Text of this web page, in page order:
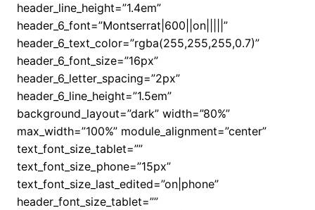
header_line_height=”1.4em”
header_6_font=”Montserrat|600||on|||||”
header_6_text_color=”rgba(255,255,255,0.7)”
header_6_font_size=”16px”
header_6_letter_spacing=”2px”
header_6_line_height=”1.5em”
background_layout=”dark” width=”80%”
max_width=”100%” module_alignment=”center”
text_font_size_tablet=””
text_font_size_phone=”15px”
text_font_size_last_edited=”on|phone”
header_font_size_tablet=””